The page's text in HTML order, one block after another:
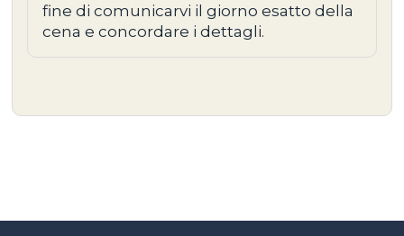
fine di comunicarvi il giorno esatto della
cena e concordare i dettagli.